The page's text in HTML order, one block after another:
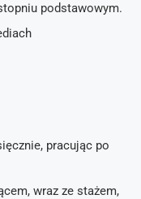
podstawowym.
pracując po
wraz ze stażem,